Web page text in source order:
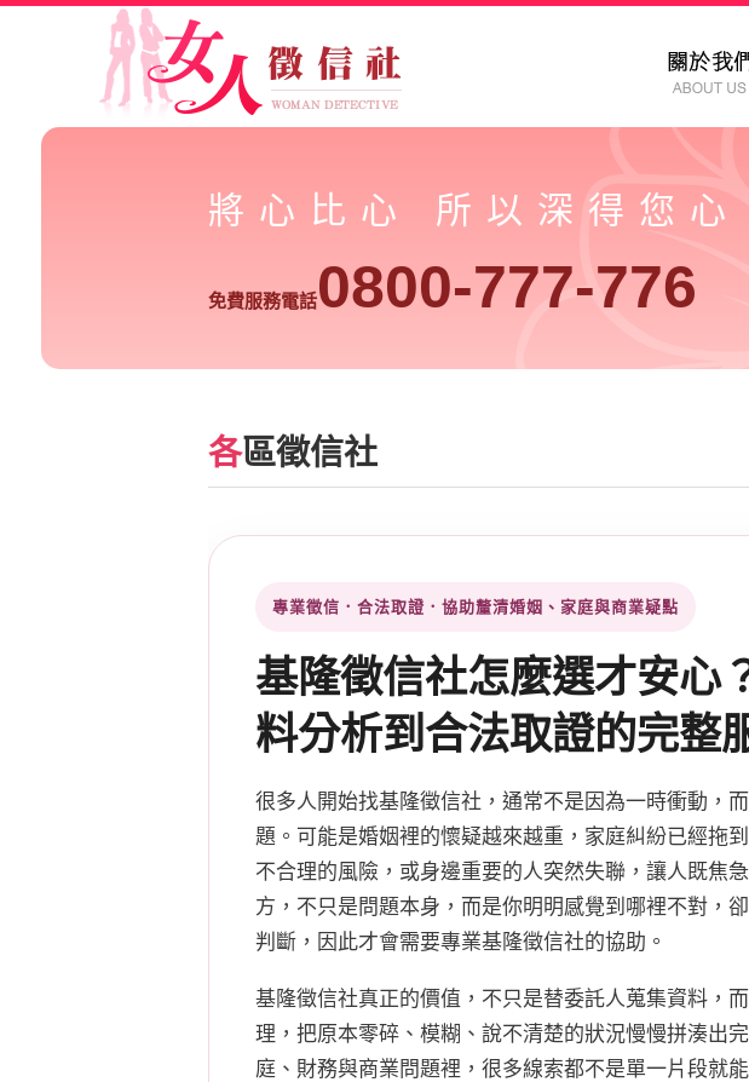
將心比心 所以深得您心
免費服務電話0800-777-776
各區徵信社
專業徵信．合法取證．協助釐清婚姻、家庭與商業疑點
基隆徵信社怎麼選才安心
料分析到合法取證的完整
很多人開始找基隆徵信社，通常不是因為一時衝動，
題。可能是婚姻裡的懷疑越來越重，家庭糾紛已經拖
不合理的風險，或身邊重要的人突然失聯，讓人既焦
方，不只是問題本身，而是你明明感覺到哪裡不對，
判斷，因此才會需要專業基隆徵信社的協助。
基隆徵信社真正的價值，不只是替委託人蒐集資料，
理，把原本零碎、模糊、說不清楚的狀況慢慢拼湊出
庭、財務與商業問題裡，很多線索都不是單一片段就